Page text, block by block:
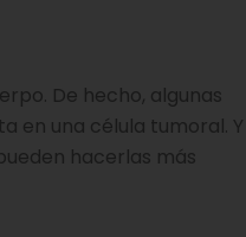
De hecho, algunas
en una célula tumoral. Y
hacerlas más